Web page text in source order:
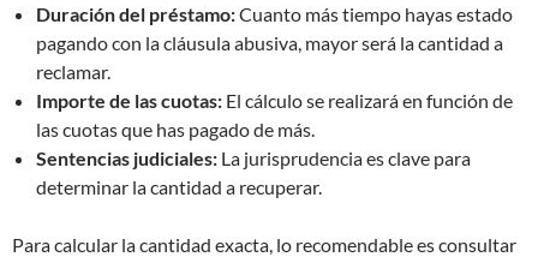
Duración del préstamo:Cuanto más tiempo hayas estado
pagando con la cláusula abusiva, mayor será la cantidad a
reclamar.
Importe de las cuotas: El cálculo se realizará en función de
las cuotas que has pagado de más.
Sentencias judiciales: La jurisprudencia es clave para
determinar la cantidad a recuperar.
Para calcular la cantidad exacta, lo recomendable es consultar